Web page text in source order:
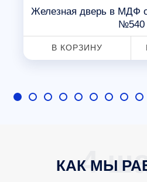
Железная дверь в МДФ
№540
В КОРЗИНУ
КАК МЫ